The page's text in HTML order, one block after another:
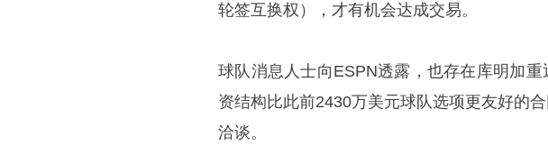
轮签互换权），才有机会达成交易。
球队消息人士向ESPN透露，也存在库明加
资结构比此前2430万美元球队选项更友好的
洽谈。